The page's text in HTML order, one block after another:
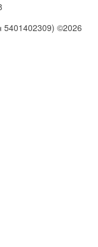
5401402309) ©2026